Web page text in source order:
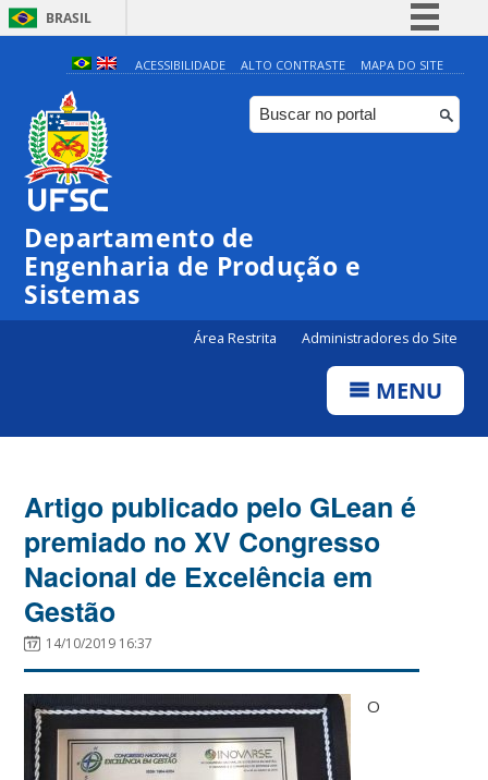
BRASIL
Simplifique!
Comunica BR
Participe
ACESSIBILIDADE ALTO CONTRASTE MAPA DO SITE
Departamento de
Engenharia de Produção e
Sistemas
Área Restrita Administradores do Site
MENU
Artigo publicado pelo GLean é
premiado no XV Congresso
Nacional de Excelência em
Gestão
14/10/2019 16:37
O